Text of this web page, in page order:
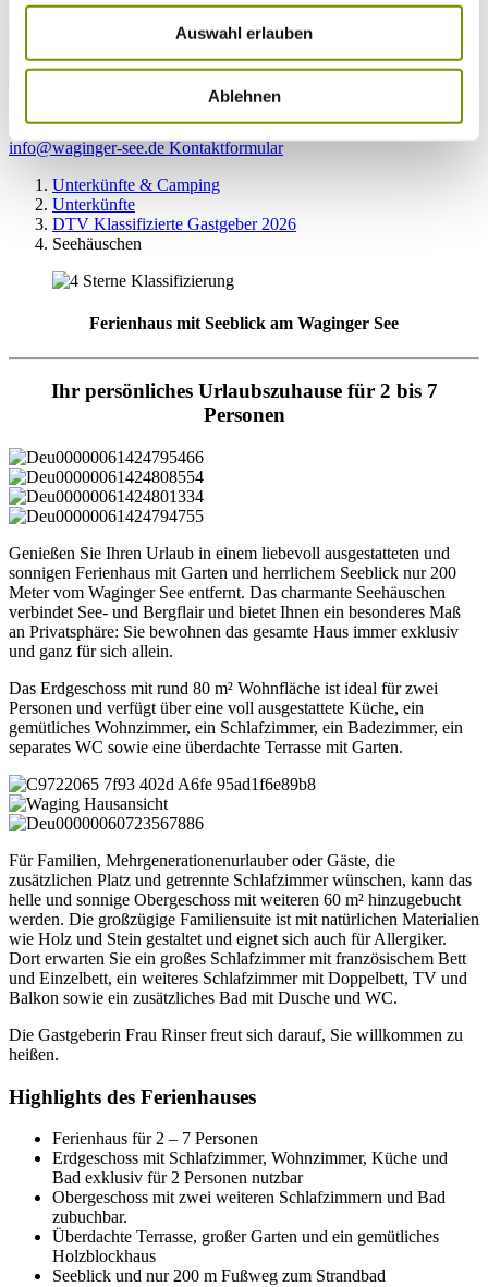
Auswahl erlauben
Ablehnen
Tel. +49 (0) 86 81/3 13
info@waginger-see.de Kontaktformular
Unterkünfte & Camping
Unterkünfte
DTV Klassifizierte Gastgeber 2026
Seehäuschen
Ferienhaus mit Seeblick am Waginger See
Ihr persönliches Urlaubszuhause für 2 bis 7
Personen
Genießen Sie Ihren Urlaub in einem liebevoll ausgestatteten und
sonnigen Ferienhaus mit Garten und herrlichem Seeblick nur 200
Meter vom Waginger See entfernt. Das charmante Seehäuschen
verbindet See- und Bergflair und bietet Ihnen ein besonderes Maß
an Privatsphäre: Sie bewohnen das gesamte Haus immer exklusiv
und ganz für sich allein.
Das Erdgeschoss mit rund 80 m² Wohnfläche ist ideal für zwei
Personen und verfügt über eine voll ausgestattete Küche, ein
gemütliches Wohnzimmer, ein Schlafzimmer, ein Badezimmer, ein
separates WC sowie eine überdachte Terrasse mit Garten.
Für Familien, Mehrgenerationenurlauber oder Gäste, die
zusätzlichen Platz und getrennte Schlafzimmer wünschen, kann das
helle und sonnige Obergeschoss mit weiteren 60 m² hinzugebucht
werden. Die großzügige Familiensuite ist mit natürlichen Materialien
wie Holz und Stein gestaltet und eignet sich auch für Allergiker.
Dort erwarten Sie ein großes Schlafzimmer mit französischem Bett
und Einzelbett, ein weiteres Schlafzimmer mit Doppelbett, TV und
Balkon sowie ein zusätzliches Bad mit Dusche und WC.
Die Gastgeberin Frau Rinser freut sich darauf, Sie willkommen zu
heißen.
Highlights des Ferienhauses
Ferienhaus für 2 – 7 Personen
Erdgeschoss mit Schlafzimmer, Wohnzimmer, Küche und
Bad exklusiv für 2 Personen nutzbar
Obergeschoss mit zwei weiteren Schlafzimmern und Bad
zubuchbar.
Überdachte Terrasse, großer Garten und ein gemütliches
Holzblockhaus
Seeblick und nur 200 m Fußweg zum Strandbad